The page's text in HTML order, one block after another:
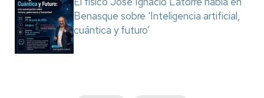
Benasque sobre ‘Inteligencia artificial,
cuántica y futuro’